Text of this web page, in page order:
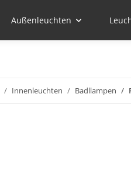
Außenleuchten
Innenleuchten Badllampen